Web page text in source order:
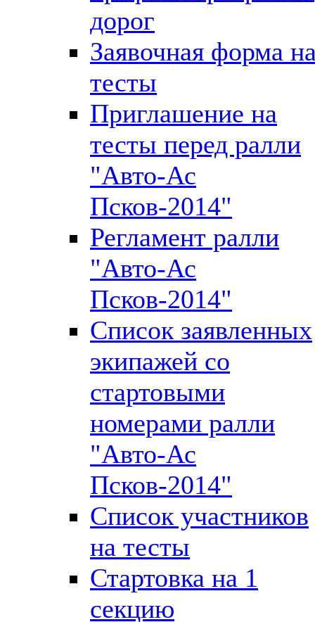
дорог
Заявочная форма
тесты
Приглашение на
тесты перед ралли
"Авто-Ас
Псков-2014"
Регламент ралли
"Авто-Ас
Псков-2014"
Список заявленных
экипажей со
стартовыми
номерами ралли
"Авто-Ас
Псков-2014"
Список участников
на тесты
Стартовка на 1
секцию